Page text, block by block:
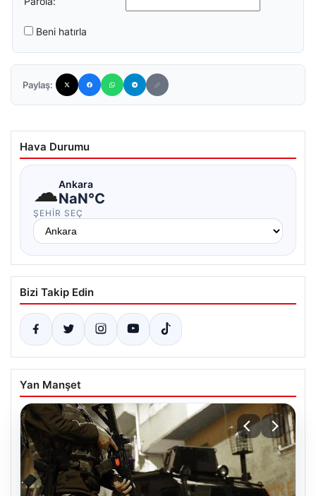
Beni hatırla
Paylaş:
Hava Durumu
☁Ankara
NaN°C
ŞEHIR SEÇ
Bizi Takip Edin
Yan Manşet